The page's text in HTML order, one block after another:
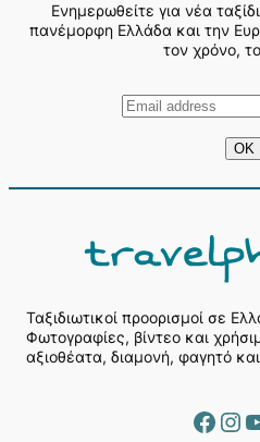
Ενημερωθείτε για νέα
πανέμορφη Ελλάδα και την
τον χρόνο,
Ταξιδιωτικοί προορισμοί σε
Φωτογραφίες, βίντεο και
αξιοθέατα, διαμονή, φαγητό
Facebook Instagram YouTube